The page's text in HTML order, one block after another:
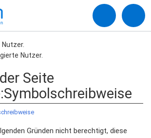
Nutzer.
Seite
Gründen nicht berechtigt, diese